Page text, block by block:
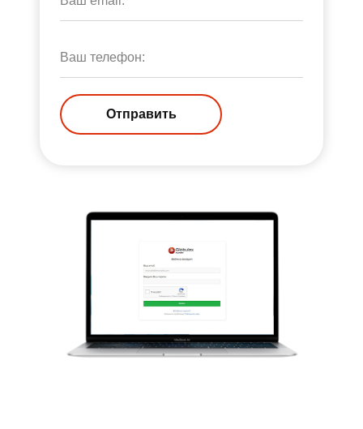
Ваш телефон:
Отправить